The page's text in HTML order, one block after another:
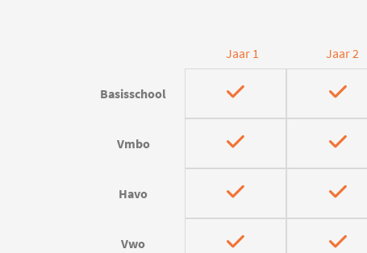
Jaar 1 Jaar 2
Basisschool
Vmbo
Havo
Vwo